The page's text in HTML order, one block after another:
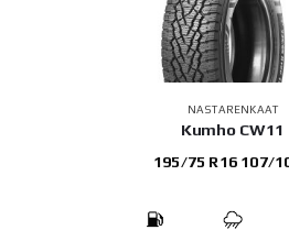
NASTARENKAAT
Kumho CW11
195/75 R16 107/